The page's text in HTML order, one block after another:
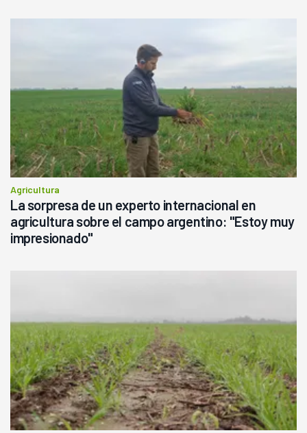
Agricultura
La sorpresa de un experto internacional en
agricultura sobre el campo argentino: "Estoy muy
impresionado"